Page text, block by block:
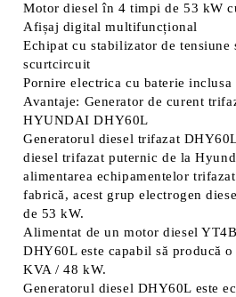
Motor diesel în 4 timpi de 53 kW
Afișaj digital multifuncțional
Echipat cu stabilizator de tensiune
scurtcircuit
Pornire electrica cu baterie inclusa
Avantaje: Generator de curent
HYUNDAI DHY60L
Generatorul diesel trifazat
diesel trifazat puternic de la
alimentarea echipamentelor
fabrică, acest grup electrogen
de 53 kW.
Alimentat de un motor diesel
DHY60L este capabil să producă
KVA / 48 kW.
Generatorul diesel DHY60L este